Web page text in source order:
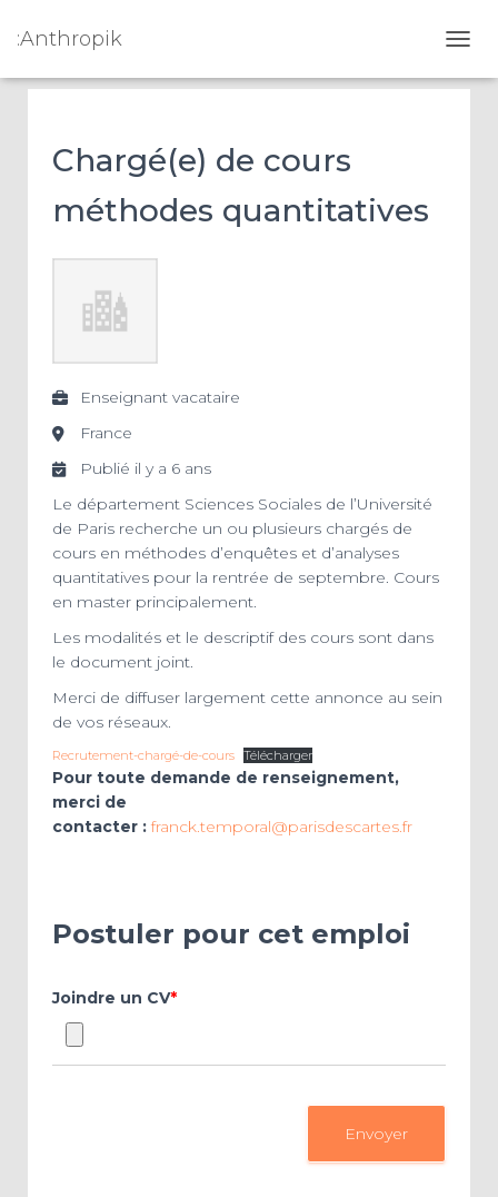
:Anthropik
Chargé(e) de cours
méthodes quantitatives
Enseignant vacataire
France
Publié il y a 6 ans
Le département Sciences Sociales de l’Université
de Paris recherche un ou plusieurs chargés de
cours en méthodes d’enquêtes et d’analyses
quantitatives pour la rentrée de septembre. Cours
en master principalement.
Les modalités et le descriptif des cours sont dans
le document joint.
Merci de diffuser largement cette annonce au sein
de vos réseaux.
Recrutement-chargé-de-cours Télécharger
Pour toute demande de renseignement,
merci de
contacter : franck.temporal@parisdescartes.fr
Postuler pour cet emploi
Joindre un CV*
Envoyer